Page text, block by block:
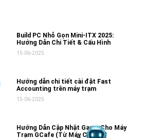
Build PC Nhỏ Gọn Mini-ITX 2025:
Hướng Dẫn Chi Tiết & Cấu Hình
15-06-2025
Hướng dẫn chi tiết cài đặt Fast
Accounting trên máy trạm
15-06-2025
Hướng Dẫn Cập Nhật Game Cho Máy
Trạm GCafe (Từ Máy Chủ)